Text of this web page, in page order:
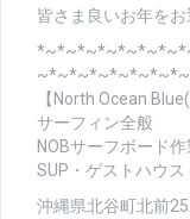
皆さま良いお年を
【North Ocean Blue(
サーフィン全般
NOBサーフボード
SUP・ゲストハウス
沖縄県北谷町北前